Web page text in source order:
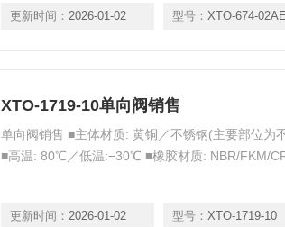
更新时间： 2026-01-02 型号： XTO-674-
XTO-1719-10单向阀销售
单向阀销售 ■主体材质: 黄铜／不锈钢(主要部位为
■高温: 80℃／低温:−30℃ ■橡胶材质: NBR/FKM/
更新时间： 2026-01-02 型号： XTO-1719-10